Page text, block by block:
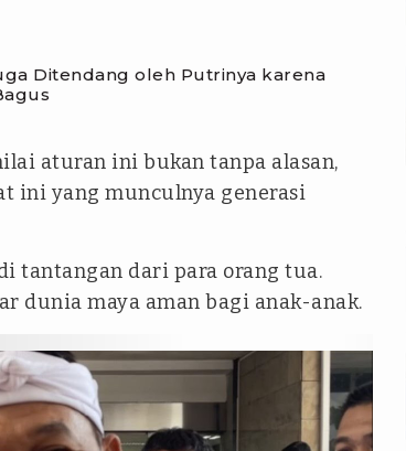
Ditendang oleh Putrinya karena
aturan ini bukan tanpa alasan,
ini yang munculnya generasi
tantangan dari para orang tua.
dunia maya aman bagi anak-anak.